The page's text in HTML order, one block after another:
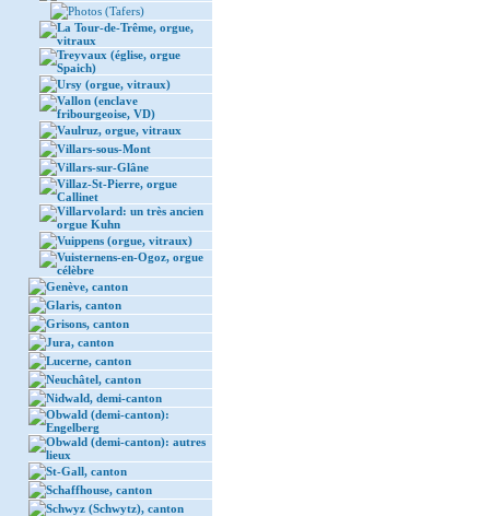
Photos (Tafers)
La Tour-de-Trême, orgue,
vitraux
Treyvaux (église, orgue
Spaich)
Ursy (orgue, vitraux)
Vallon (enclave
fribourgeoise, VD)
Vaulruz, orgue, vitraux
Villars-sous-Mont
Villars-sur-Glâne
Villaz-St-Pierre, orgue
Callinet
Villarvolard: un très ancien
orgue Kuhn
Vuippens (orgue, vitraux)
Vuisternens-en-Ogoz, orgue
célèbre
Genève, canton
Glaris, canton
Grisons, canton
Jura, canton
Lucerne, canton
Neuchâtel, canton
Nidwald, demi-canton
Obwald (demi-canton):
Engelberg
Obwald (demi-canton): autres
lieux
St-Gall, canton
Schaffhouse, canton
Schwyz (Schwytz), canton